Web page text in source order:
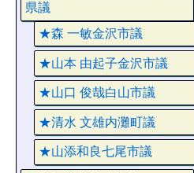
県議
★森 一敏金沢市議
★山本 由起子金沢市議
★山口 俊哉白山市議
★清水 文雄内灘町議
★山添和良七尾市議